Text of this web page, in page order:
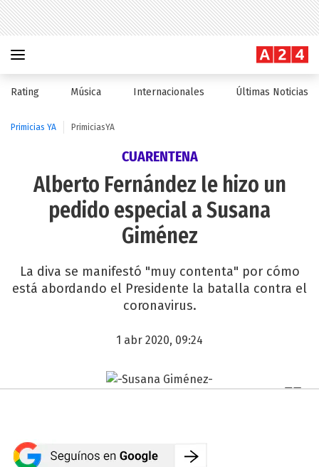
Rating Música Internacionales Últimas Noticias
Primicias YA PrimiciasYA
CUARENTENA
Alberto Fernández le hizo un
pedido especial a Susana
Giménez
La diva se manifestó "muy contenta" por cómo
está abordando el Presidente la batalla contra el
coronavirus.
1 abr 2020, 09:24